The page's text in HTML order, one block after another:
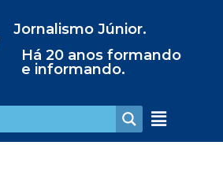
Jornalismo Júnior.
Há 20 anos formando
e informando.